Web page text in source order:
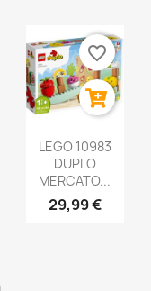
LEGO 10983
DUPLO
MERCATO...
29,99 €
favorite_border